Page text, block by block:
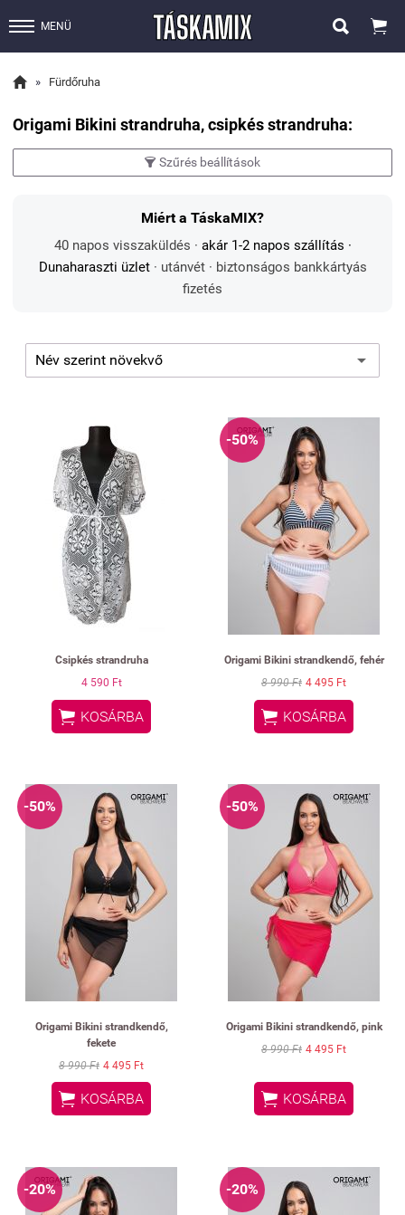
MENÜ  
 » Fürdőruha
Origami Bikini strandruha, csipkés strandruha:
 Szűrés beállítások
Miért a TáskaMIX?
40 napos visszaküldés · akár 1-2 napos szállítás ·
Dunaharaszti üzlet· utánvét · biztonságos bankkártyás
fizetés
Csipkés strandruha
4 590 Ft
 KOSÁRBA
-50%
Origami Bikini strandkendő, fehér
8 990 Ft 4 495 Ft
 KOSÁRBA
-50%
Origami Bikini strandkendő,
fekete
8 990 Ft 4 495 Ft
 KOSÁRBA
-50%
Origami Bikini strandkendő, pink
8 990 Ft 4 495 Ft
 KOSÁRBA
-20% -20%